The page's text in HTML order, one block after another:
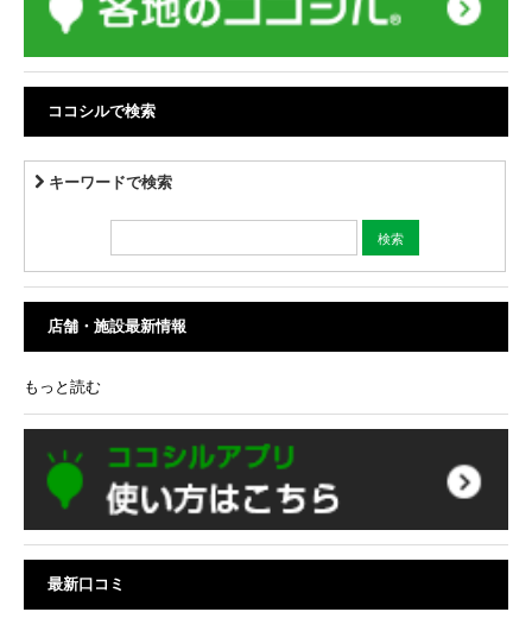
ココシルで検索
キーワードで検索
店舗・施設最新情報
もっと読む
最新口コミ